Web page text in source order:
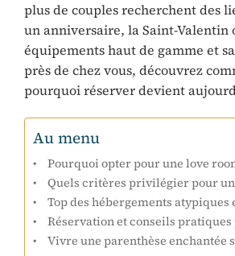
plus de couples recherchent des
un anniversaire, la Saint-Valentin
équipements haut de gamme et
près de chez vous, découvrez
pourquoi réserver devient
Au menu
Pourquoi opter pour une love
Quels critères privilégier pour
Top des hébergements
Réservation et conseils
Vivre une parenthèse enchantée